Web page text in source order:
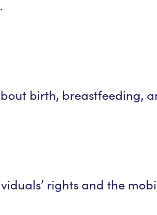
birth, breastfeeding,
rights and the